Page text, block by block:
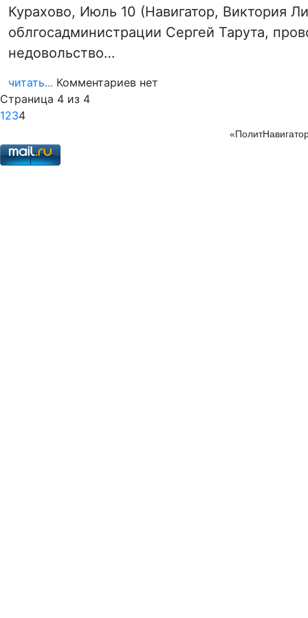
Курахово, Июль 10 (Навигатор, Виктория
облгосадминистрации Сергей Тарута,
недовольство…
читать... Комментариев нет
Страница 4 из 4
1234